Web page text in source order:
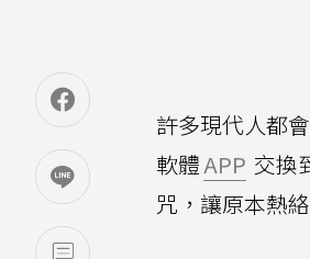
許多現代人都
軟體APP 交換
咒，讓原本熱